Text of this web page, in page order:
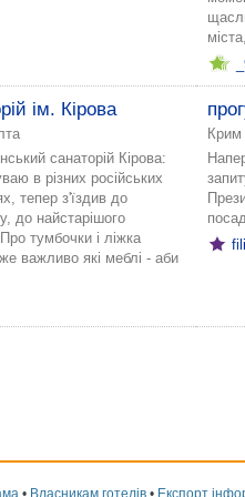
ім. Кірова
санаторій Кірова:
в різних російських
тепер з'їздив до
до найстарішого
тумбочки і ліжка
важливо які меблі - аби
Крим
• Власникам готелів • Експорт